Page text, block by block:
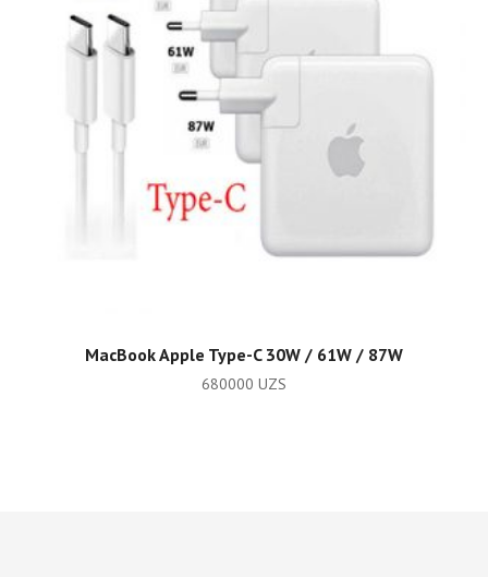
ADD TO CART
MacВook Apple Type-C 30W / 61W / 87W
680000 UZS